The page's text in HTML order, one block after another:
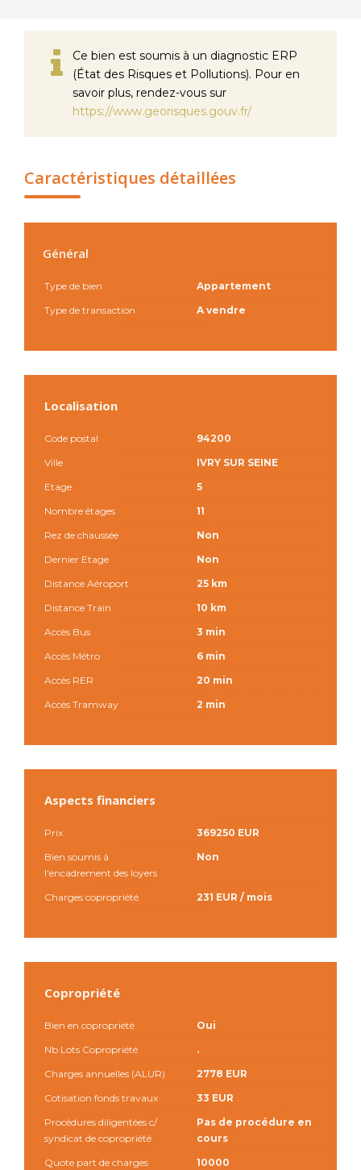
Ce bien est soumis à un diagnostic ERP
(État des Risques et Pollutions). Pour en
savoir plus, rendez-vous sur
https://www.georisques.gouv.fr/
Caractéristiques détaillées
Général
Type de bien
Appartement
Type de transaction
A vendre
Localisation
Code postal
94200
Ville
IVRY SUR SEINE
Etage
5
Nombre étages
11
Rez de chaussée
Non
Dernier Etage
Non
Distance Aéroport
25 km
Distance Train
10 km
Accès Bus
3 min
Accès Métro
6 min
Accès RER
20 min
Accès Tramway
2 min
Aspects financiers
Prix
369250 EUR
Bien soumis à
l'encadrement des loyers
Non
Charges copropriété 231 EUR / mois
Copropriété
Bien en copropriété
Oui
Nb Lots Copropriété
.
Charges annuelles (ALUR)
2778 EUR
Cotisation fonds travaux
33 EUR
Procédures diligentées c/
syndicat de copropriété
Pas de procédure en
cours
Quote part de charges
10000